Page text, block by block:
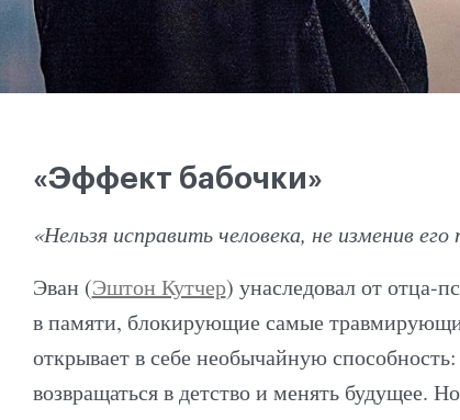
«Эффект бабочки»
«Нельзя исправить человека, не изменив
Эван (Эштон Кутчер) унаследовал от отца-
в памяти, блокирующие самые
открывает в себе необычайную
возвращаться в детство и менять будущее.